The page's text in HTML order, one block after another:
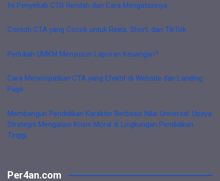
Ini Penyebab CTR Rendah dan Cara Mengatasinya
Contoh CTA yang Cocok untuk Reels, Short, dan TikTok
Perlukah UMKM Menyusun Laporan Keuangan?
Cara Menempatkan CTA yang Efektif di Website dan Landing
Page
Membangun Pendidikan Karakter Berbasis Nilai Universal: Upaya
Strategis Mengatasi Krisis Moral di Lingkungan Pendidikan
Tinggi
Per4an.com